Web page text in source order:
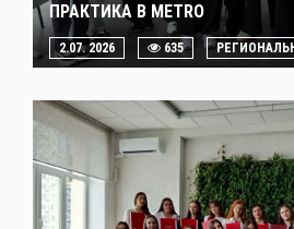
ПРАКТИКА В METRO
2.07. 2026 635